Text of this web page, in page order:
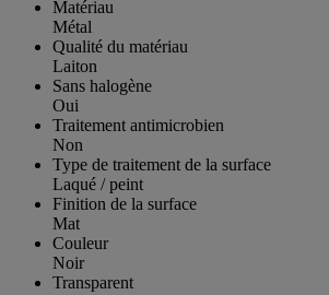
Matériau
Métal
Qualité du matériau
Laiton
Sans halogène
Oui
Traitement antimicrobien
Non
Type de traitement de la surface
Laqué / peint
Finition de la surface
Mat
Couleur
Noir
Transparent